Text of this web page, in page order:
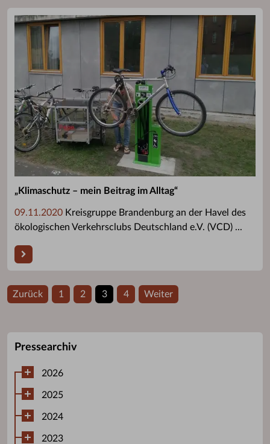
„Klimaschutz – mein Beitrag im Alltag“
09.11.2020 Kreisgruppe Brandenburg an der Havel des
ökologischen Verkehrsclubs Deutschland e.V. (VCD) ...
Zurück 1 2 3 4 Weiter
Pressearchiv
2026
2025
2024
2023